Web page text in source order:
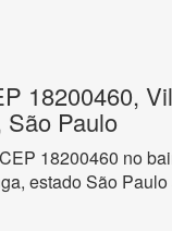
18200460,
São Paulo
18200460 no
estado São